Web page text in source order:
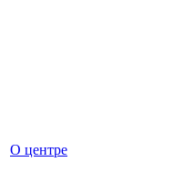
О центре